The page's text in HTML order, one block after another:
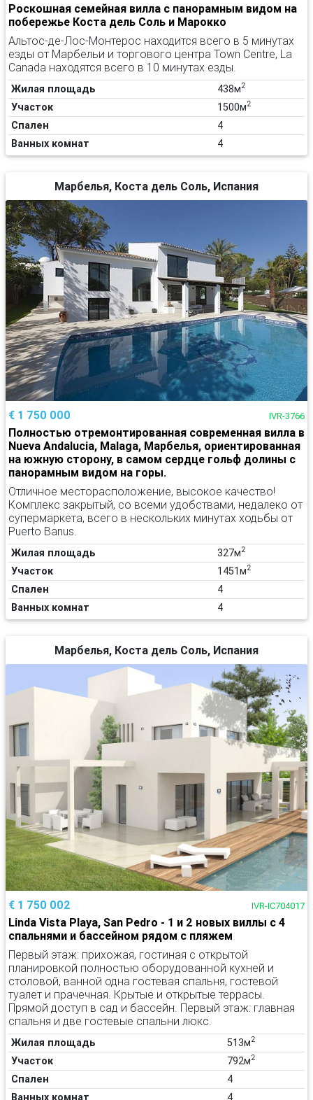
Роскошная семейная вилла с панорамным видом на
побережье Коста дель Соль и Марокко
Альтос-де-Лос-Монтерос находится всего в 5 минутах
езды от Марбельи и торгового центра Town Centre, La
Canada находятся всего в 10 минутах езды.
Жилая площадь 438м2
Участок 1500м2
Спален
4
Ванных комнат
4
Марбелья, Коста дель Соль, Испания
€ 1 750 000 IVR-3766
Полностью отремонтированная современная вилла в
Nueva Andalucia, Malaga, Марбелья, ориентированная
на южную сторону, в самом сердце гольф долины с
панорамным видом на горы.
Отличное месторасположение, высокое качество!
Комплекс закрытый, со всеми удобствами, недалеко от
супермаркета, всего в нескольких минутах ходьбы от
Puerto Banus.
Жилая площадь 327м2
Участок 1451м2
Спален
4
Ванных комнат
4
Марбелья, Коста дель Соль, Испания
€ 1 750 002 IVR-IC704017
Linda Vista Playa, San Pedro - 1 и 2 новых виллы с 4
спальнями и бассейном рядом с пляжем
Первый этаж: прихожая, гостиная с открытой
планировкой полностью оборудованной кухней и
столовой, ванной одна гостевая спальня, гостевой
туалет и прачечная. Крытые и открытые террасы.
Прямой доступ в сад и бассейн. Первый этаж: главная
спальня и две гостевые спальни люкс.
Жилая площадь 513м2
Участок 792м2
Спален
4
Ванных комнат
4